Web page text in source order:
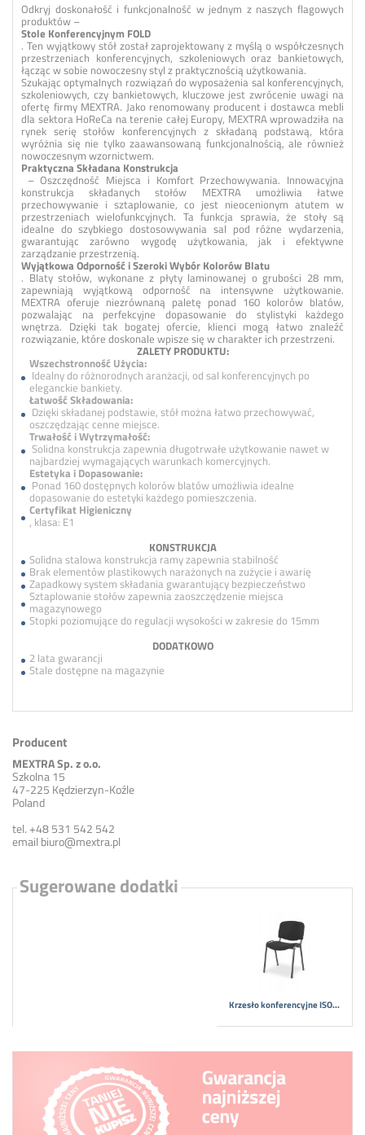
Odkryj doskonałość i funkcjonalność w jednym z naszych flagowych
produktów –
Stole Konferencyjnym FOLD
. Ten wyjątkowy stół został zaprojektowany z myślą o współczesnych
przestrzeniach konferencyjnych, szkoleniowych oraz bankietowych,
łącząc w sobie nowoczesny styl z praktycznością użytkowania.
Szukając optymalnych rozwiązań do wyposażenia sal konferencyjnych,
szkoleniowych, czy bankietowych, kluczowe jest zwrócenie uwagi na
ofertę firmy MEXTRA. Jako renomowany producent i dostawca mebli
dla sektora HoReCa na terenie całej Europy, MEXTRA wprowadziła na
rynek serię stołów konferencyjnych z składaną podstawą, która
wyróżnia się nie tylko zaawansowaną funkcjonalnością, ale również
nowoczesnym wzornictwem.
Praktyczna Składana Konstrukcja
– Oszczędność Miejsca i Komfort Przechowywania. Innowacyjna
konstrukcja składanych stołów MEXTRA umożliwia łatwe
przechowywanie i sztaplowanie, co jest nieocenionym atutem w
przestrzeniach wielofunkcyjnych. Ta funkcja sprawia, że stoły są
idealne do szybkiego dostosowywania sal pod różne wydarzenia,
gwarantując zarówno wygodę użytkowania, jak i efektywne
zarządzanie przestrzenią.
Wyjątkowa Odporność i Szeroki Wybór Kolorów Blatu
. Blaty stołów, wykonane z płyty laminowanej o grubości 28 mm,
zapewniają wyjątkową odporność na intensywne użytkowanie.
MEXTRA oferuje niezrównaną paletę ponad 160 kolorów blatów,
pozwalając na perfekcyjne dopasowanie do stylistyki każdego
wnętrza. Dzięki tak bogatej ofercie, klienci mogą łatwo znaleźć
rozwiązanie, które doskonale wpisze się w charakter ich przestrzeni.
ZALETY PRODUKTU:
Wszechstronność Użycia:
Idealny do różnorodnych aranżacji, od sal konferencyjnych po
eleganckie bankiety.
Łatwość Składowania:
Dzięki składanej podstawie, stół można łatwo przechowywać,
oszczędzając cenne miejsce.
Trwałość i Wytrzymałość:
Solidna konstrukcja zapewnia długotrwałe użytkowanie nawet w
najbardziej wymagających warunkach komercyjnych.
Estetyka i Dopasowanie:
Ponad 160 dostępnych kolorów blatów umożliwia idealne
dopasowanie do estetyki każdego pomieszczenia.
Certyfikat Higieniczny
, klasa: E1
KONSTRUKCJA
Solidna stalowa konstrukcja ramy zapewnia stabilność
Brak elementów plastikowych narażonych na zużycie i awarię
Zapadkowy system składania gwarantujący bezpieczeństwo
Sztaplowanie stołów zapewnia zaoszczędzenie miejsca
magazynowego
Stopki poziomujące do regulacji wysokości w zakresie do 15mm
DODATKOWO
2 lata gwarancji
Stale dostępne na magazynie
Producent
MEXTRA Sp. z o.o.
Szkolna 15
47-225 Kędzierzyn-Koźle
Poland
tel. +48 531 542 542
email biuro@mextra.pl
Sugerowane dodatki
Krzesło konferencyjne ISO...